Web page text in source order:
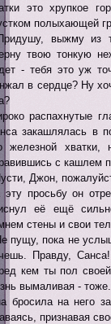
это хрупкое
полыхающей
выжму из
твою тонкую
- тебя это уж
в сердце? Ну
распахнутые
закашлялась в
железной хватки,
с кашлем
Джон,
эту просьбу он
её ещё
стены и свои
пущу, пока не
Правду,
кем ты пол
вымаливая - тоже.
бросила на него
признавая